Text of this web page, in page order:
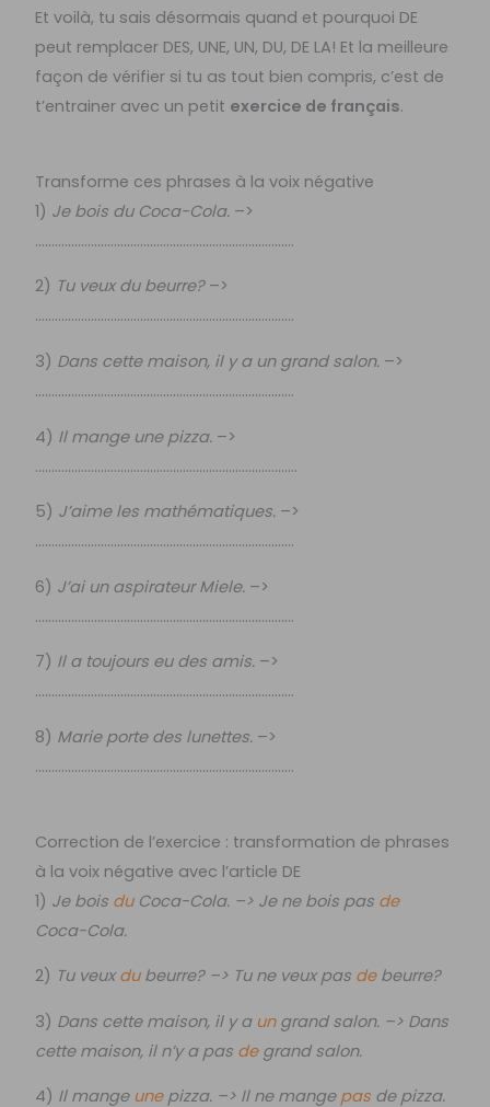
Et voilà, tu sais désormais quand et pourquoi DE
peut remplacer DES, UNE, UN, DU, DE LA! Et la meilleure
façon de vérifier si tu as tout bien compris, c’est de
t’entrainer avec un petit exercice de français.
Transforme ces phrases à la voix négative
1) Je bois du Coca-Cola. –>
…………………………………………………………………….
2) Tu veux du beurre?–>
…………………………………………………………………….
3) Dans cette maison, il y a un grand salon. –>
…………………………………………………………………….
4) Il mange une pizza. –>
……………………………………………………………………..
5) J’aime les mathématiques. –>
…………………………………………………………………….
6) J’ai un aspirateur Miele. –>
…………………………………………………………………….
7) Il a toujours eu des amis. –>
…………………………………………………………………….
8) Marie porte des lunettes. –>
…………………………………………………………………….
Correction de l’exercice : transformation de phrases
à la voix négative avec l’article DE
1) Je bois duCoca-Cola. –> Je ne bois pas de
Coca-Cola.
2) Tu veux dubeurre? –> Tu ne veux pas debeurre?
3) Dans cette maison, il y a ungrand salon. –> Dans
cette maison, il n’y a pas degrand salon.
4) Il mange unepizza. –> Il ne mange pas de pizza.